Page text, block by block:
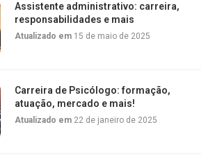
Assistente administrativo: carreira,
responsabilidades e mais
Atualizado em 15 de maio de 2025
Carreira de Psicólogo: formação,
atuação, mercado e mais!
Atualizado em 22 de janeiro de 2025